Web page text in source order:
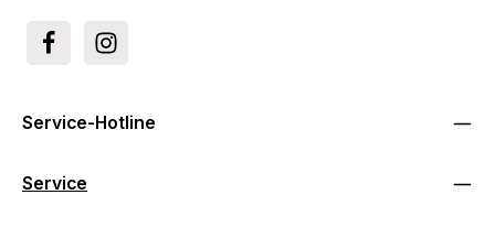
Service-Hotline
Service